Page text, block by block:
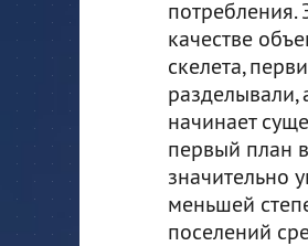
потребления.
качестве
скелета,
начинает
первый план
значительно
меньшей
поселений